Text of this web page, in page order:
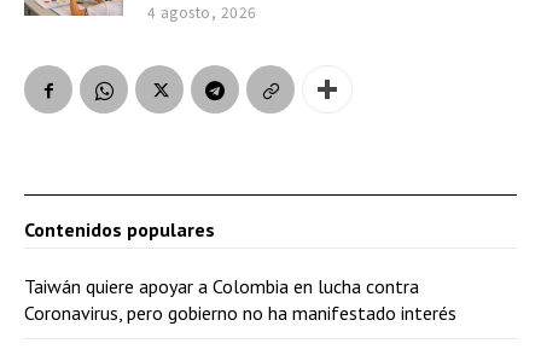
4 agosto, 2026
Contenidos populares
Taiwán quiere apoyar a Colombia en lucha contra
Coronavirus, pero gobierno no ha manifestado interés